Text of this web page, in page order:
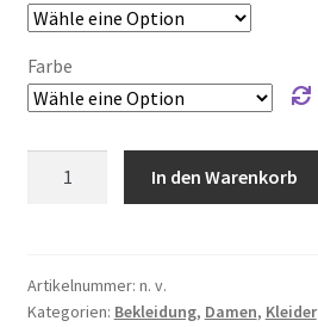
Farbe
Kleid
Menge
In den Warenkorb
Artikelnummer: n. v.
Kategorien: Bekleidung, Damen, Kleider